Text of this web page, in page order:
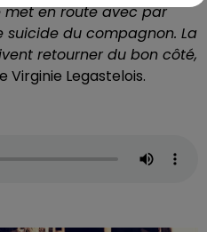
en route avec par
du compagnon. La
retourner du bon côté,
Virginie Legastelois.